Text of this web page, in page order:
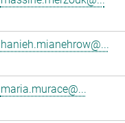
hanieh.mianehrow@...
maria.murace@...